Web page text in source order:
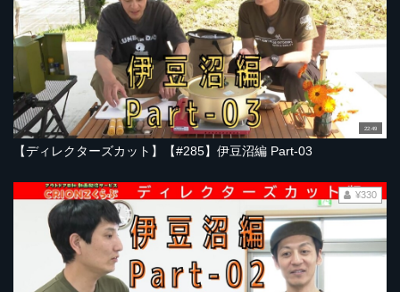
22:49
【ディレクターズカット】【#285】伊豆沼編 Part-03
¥330